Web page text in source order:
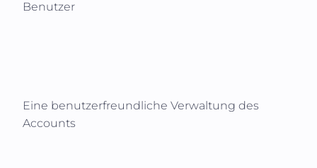
Benutzer
Eine benutzerfreundliche Verwaltung des
Accounts